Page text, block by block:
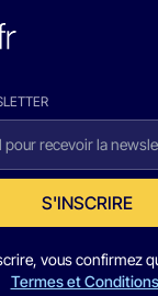
S'INSCRIRE
vous confirmez
Termes et Conditions